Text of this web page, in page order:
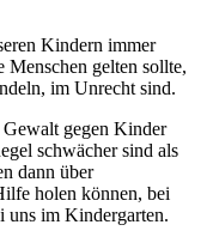
Kindern immer
Menschen gelten sollte,
im Unrecht sind.
gegen Kinder
schwächer sind als
dann über
holen können, bei
uns im Kindergarten.